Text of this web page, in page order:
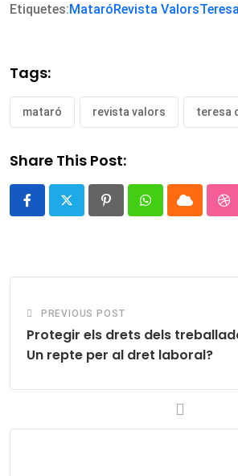
Etiquetes:MataróRevista Valors
Tags:
mataró revista valors teresa
Share This Post:
PinterestWhatsappCloud
PREVIOUS POST
Protegir els drets dels
Un repte per al dret laboral?